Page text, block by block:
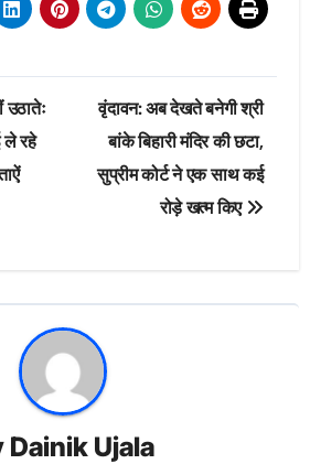
उठातेः
ले रहे
वृंदावन: अब देखते बनेगी श्री
बांके बिहारी मंदिर की छटा,
सुप्रीम कोर्ट ने एक साथ कई
रोड़े खत्म किए
Dainik Ujala